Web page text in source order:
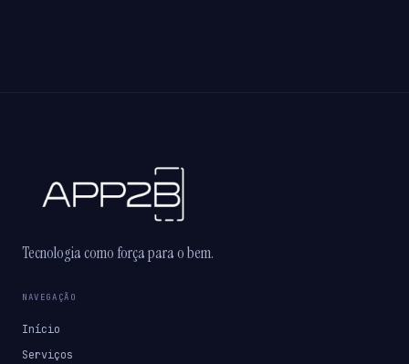
Tecnologia como força para o bem.
NAVEGAÇÃO
Início
Serviços